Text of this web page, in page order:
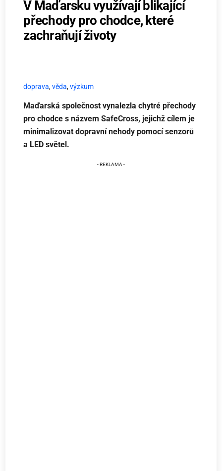
V Maďarsku využívají blikající
přechody pro chodce, které
zachraňují životy
doprava,věda,výzkum
Maďarská společnost vynalezla chytré přechody
pro chodce s názvem SafeCross, jejichž cílem je
minimalizovat dopravní nehody pomocí senzorů
a LED světel.